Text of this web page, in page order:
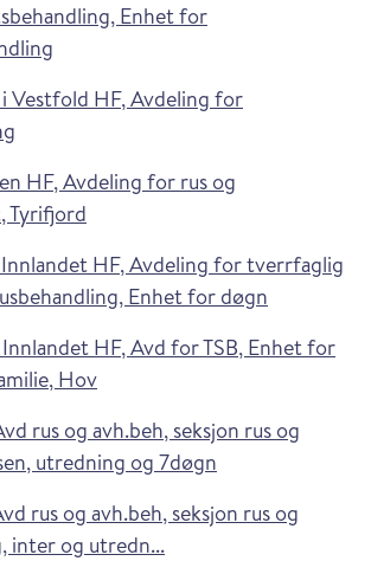
Enhet for
Vestfold HF, Avdeling for
HF, Avdeling for rus og
Tyrifjord
HF, Avdeling for tverrfaglig
Enhet for døgn
HF, Avd for TSB, Enhet for
Hov
rus og avh.beh, seksjon rus og
utredning og 7døgn
rus og avh.beh, seksjon rus og
inter og utredn...